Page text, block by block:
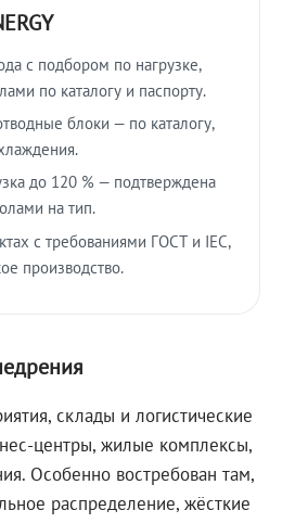
с подбором по нагрузке,
по каталогу и паспорту.
блоки — по каталогу,
до 120 % — подтверждена
на тип.
с требованиями ГОСТ и IEC,
производство.
склады и логистические
центры, жилые комплексы,
Особенно востребован там,
распределение, жёсткие